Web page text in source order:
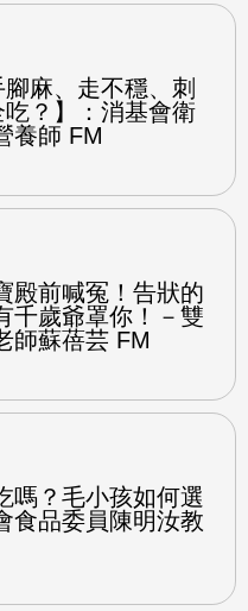
腳麻、走不穩、刺
？】：消基會衛
養師 FM
殿前喊冤！告狀的
千歲爺罩你！－雙
師蘇蓓芸 FM
嗎？毛小孩如何選
食品委員陳明汝教